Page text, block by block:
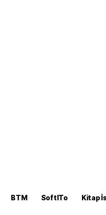
BTM SoftITo Kitap